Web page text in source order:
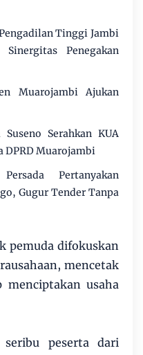
Tinggi Jambi
Penegakan
Muarojambi Ajukan
Serahkan KUA
DPRD Muarojambi
Pertanyakan
Gugur Tender Tanpa
pemuda difokuskan
mencetak
menciptakan usaha
peserta dari